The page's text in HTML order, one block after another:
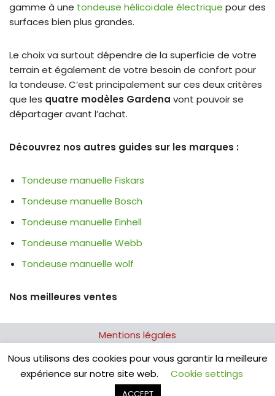
gamme à une tondeuse hélicoïdale électrique pour des
surfaces bien plus grandes.
Le choix va surtout dépendre de la superficie de votre
terrain et également de votre besoin de confort pour
la tondeuse. C’est principalement sur ces deux critères
que les quatre modèles Gardena vont pouvoir se
départager avant l’achat.
Découvrez nos autres guides sur les marques :
Tondeuse manuelle Fiskars
Tondeuse manuelle Bosch
Tondeuse manuelle Einhell
Tondeuse manuelle Webb
Tondeuse manuelle wolf
Nos meilleures ventes
Mentions légales
Contactez le webmaster
Nous utilisons des cookies pour vous garantir la meilleure
expérience sur notre site web.
Cookie settings